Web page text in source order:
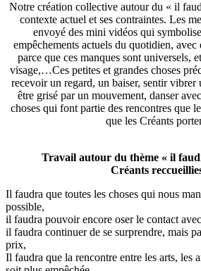
Notre création collective autour du « il
contexte actuel et ses contraintes. Les
envoyé des mini vidéos qui
empêchements actuels du quotidien, avec
parce que ces manques sont universels,
visage,…Ces petites et grandes choses
recevoir un regard, un baiser, sentir vibrer
être grisé par un mouvement, danser
choses qui font partie des rencontres que
que les Créants
Travail autour du thème « il
Créants
Il faudra que toutes les choses qui nous
possible,
il faudra pouvoir encore oser le contact
il faudra continuer de se surprendre, mais
prix,
Il faudra que la rencontre entre les arts, les